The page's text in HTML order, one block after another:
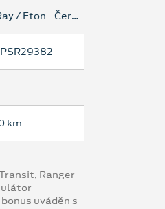
Černé látky Ray / Eton - Černá Black
km
Ranger
uváděn s